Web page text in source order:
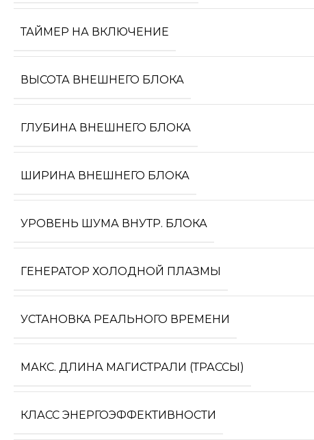
ТАЙМЕР НА ВКЛЮЧЕНИЕ
ВЫСОТА ВНЕШНЕГО БЛОКА
ГЛУБИНА ВНЕШНЕГО БЛОКА
ШИРИНА ВНЕШНЕГО БЛОКА
УРОВЕНЬ ШУМА ВНУТР. БЛОКА
ГЕНЕРАТОР ХОЛОДНОЙ ПЛАЗМЫ
УСТАНОВКА РЕАЛЬНОГО ВРЕМЕНИ
МАКС. ДЛИНА МАГИСТРАЛИ (ТРАССЫ)
КЛАСС ЭНЕРГОЭФФЕКТИВНОСТИ